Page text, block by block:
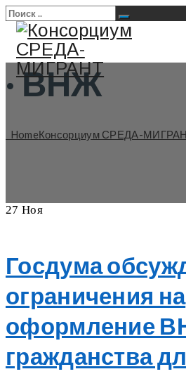
·ВНЖ
HomeКонсорциум СРЕДА-
27 Ноя
Госдума
ограничения на
оформление
гражданства